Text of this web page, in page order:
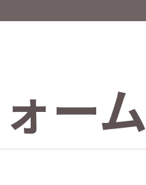
ーム